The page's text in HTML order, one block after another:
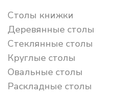
Столы книжки
Деревянные столы
Стеклянные столы
Круглые столы
Овальные столы
Раскладные столы